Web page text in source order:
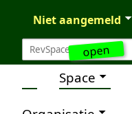
open
Niet aangemeld
Space